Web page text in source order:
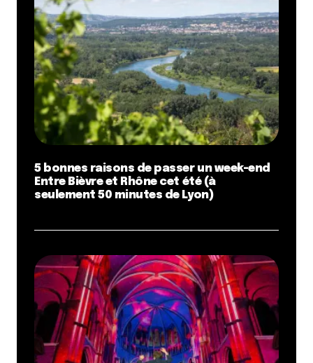
5 bonnes raisons de passer un week-end
Entre Bièvre et Rhône cet été (à
seulement 50 minutes de Lyon)